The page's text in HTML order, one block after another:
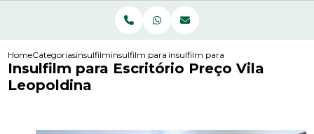
HomeCategoriasinsulfilminsulfilm para escritorioinsulfilm para escritorio preco vila
Insulfilm para Escritório Preço Vila
Leopoldina